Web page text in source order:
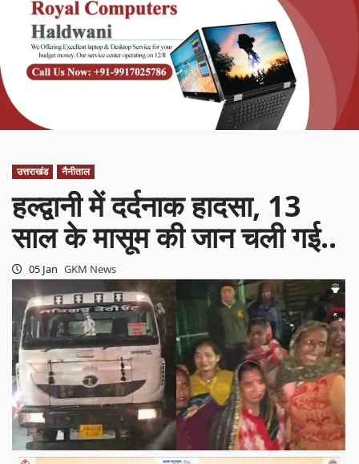
उत्तराखंड नैनीताल
हल्द्वानी में दर्दनाक हादसा, 13
साल के मासूम की जान चली गई..
05 Jan GKM News